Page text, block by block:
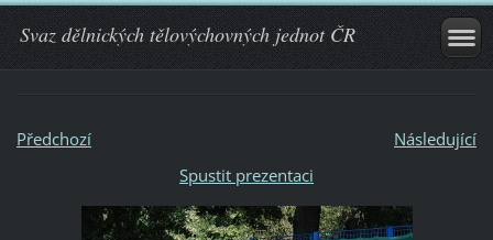
Svaz dělnických tělovýchovných jednot ČR
Předchozí
Následující
Spustit prezentaci